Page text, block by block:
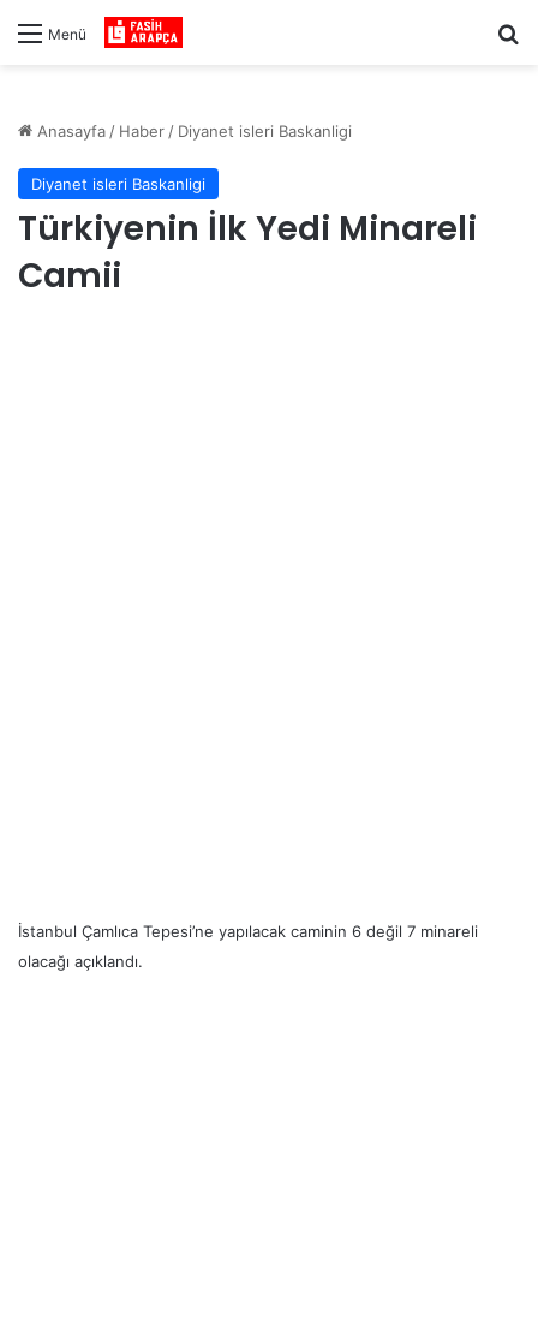
Menü
Anasayfa / Haber / Diyanet isleri Baskanligi
Diyanet isleri Baskanligi
Türkiyenin İlk Yedi Minareli
Camii
İstanbul Çamlıca Tepesi’ne yapılacak caminin 6 değil 7 minareli
olacağı açıklandı.